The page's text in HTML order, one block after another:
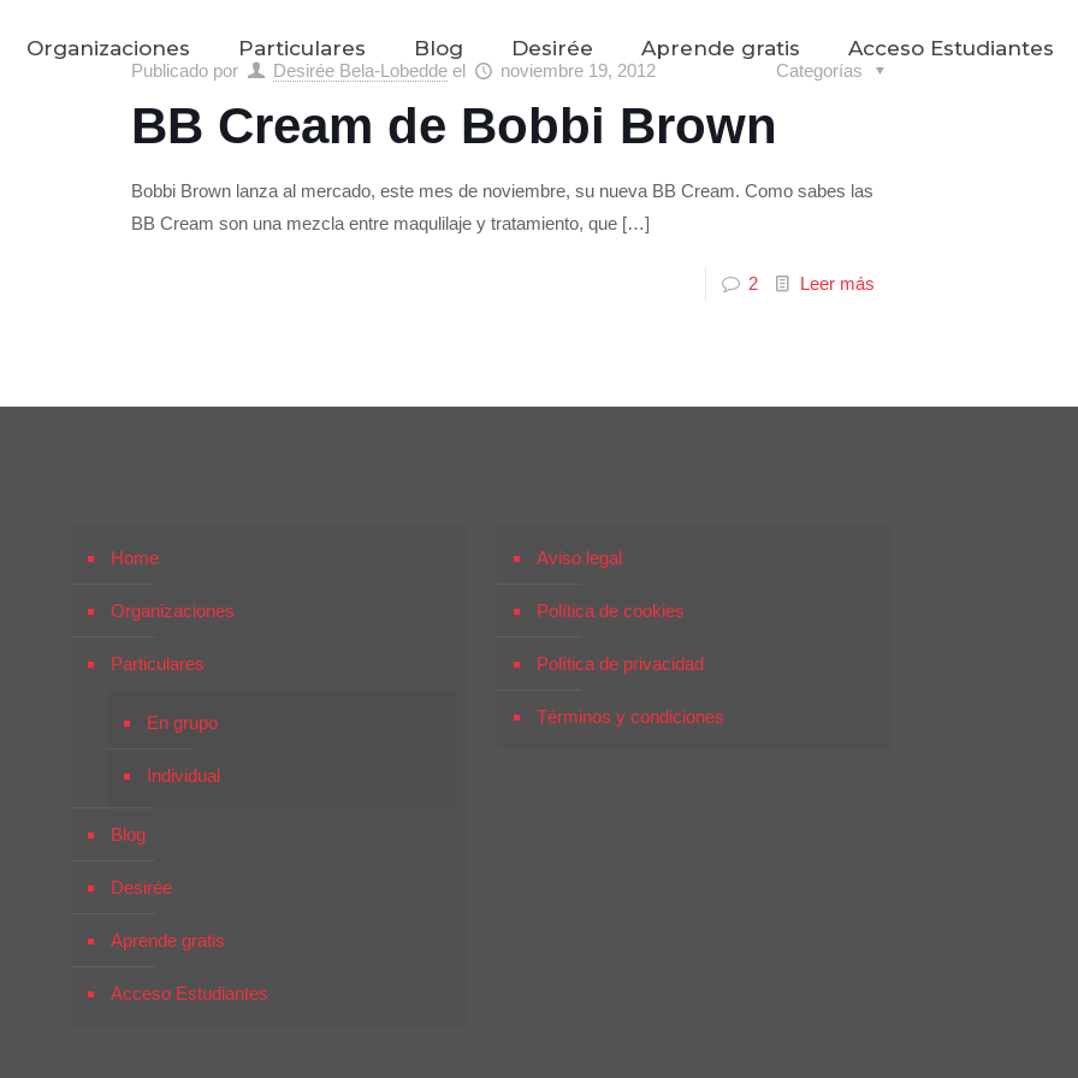
Organizaciones Particulares Blog Desirée Aprende gratis Acceso Estudiantes
Publicado por Desirée Bela-Lobedde el noviembre 19, 2012 Categorías
BB Cream de Bobbi Brown
Bobbi Brown lanza al mercado, este mes de noviembre, su nueva BB Cream. Como sabes las
BB Cream son una mezcla entre maqulilaje y tratamiento, que […]
2 Leer más
Home
Organizaciones
Particulares
En grupo
Individual
Blog
Desirée
Aprende gratis
Acceso Estudiantes
Aviso legal
Política de cookies
Política de privacidad
Términos y condiciones